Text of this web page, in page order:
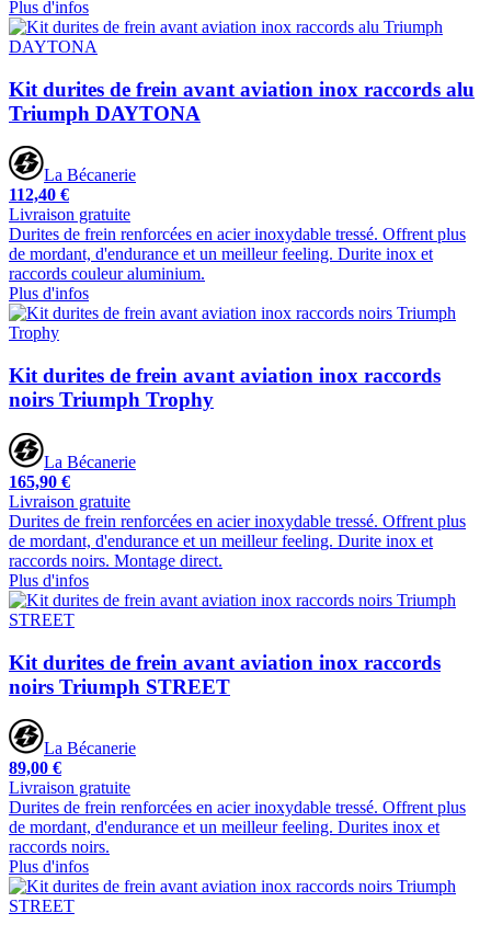
Plus d'infos
Kit durites de frein avant aviation inox raccords alu
Triumph DAYTONA
La Bécanerie
112,40 €
Livraison gratuite
Durites de frein renforcées en acier inoxydable tressé. Offrent plus
de mordant, d'endurance et un meilleur feeling. Durite inox et
raccords couleur aluminium.
Plus d'infos
Kit durites de frein avant aviation inox raccords
noirs Triumph Trophy
La Bécanerie
165,90 €
Livraison gratuite
Durites de frein renforcées en acier inoxydable tressé. Offrent plus
de mordant, d'endurance et un meilleur feeling. Durite inox et
raccords noirs. Montage direct.
Plus d'infos
Kit durites de frein avant aviation inox raccords
noirs Triumph STREET
La Bécanerie
89,00 €
Livraison gratuite
Durites de frein renforcées en acier inoxydable tressé. Offrent plus
de mordant, d'endurance et un meilleur feeling. Durites inox et
raccords noirs.
Plus d'infos